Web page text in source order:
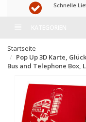
Schnelle
Startseite
Pop Up 3D Karte,
Bus and Telephone Box,